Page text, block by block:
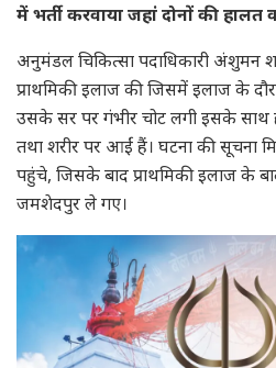
में भर्ती करवाया जहां दोनों की हालत
अनुमंडल चिकित्सा पदाधिकारी अंशुमन
प्राथमिकी इलाज की जिसमें इलाज के
उसके सर पर गंभीर चोट लगी इसके साथ
तथा शरीर पर आईं हैं। घटना की सूचना
पहुंचे, जिसके बाद प्राथमिकी इलाज के
जमशेदपुर ले गए।